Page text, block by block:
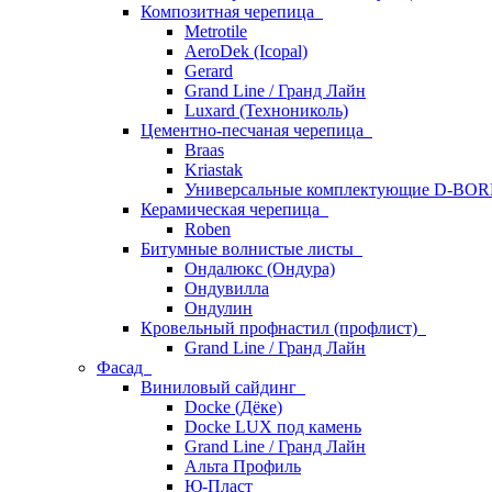
Композитная черепица
Metrotile
AeroDek (Icopal)
Gerard
Grand Line / Гранд Лайн
Luxard (Технониколь)
Цементно-песчаная черепица
Braas
Kriastak
Универсальные комплектующие D-
Керамическая черепица
Roben
Битумные волнистые листы
Ондалюкс (Ондура)
Ондувилла
Ондулин
Кровельный профнастил (профлист)
Grand Line / Гранд Лайн
Фасад
Виниловый сайдинг
Docke (Дёке)
Docke LUX под камень
Grand Line / Гранд Лайн
Альта Профиль
Ю-Пласт